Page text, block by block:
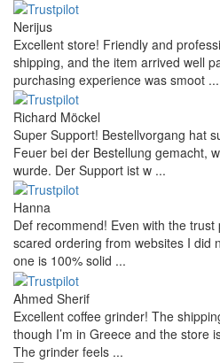
Nerijus
Excellent store! Friendly and
shipping, and the item arrived well
purchasing experience was smoot ...
Richard Möckel
Super Support! Bestellvorgang hat
Feuer bei der Bestellung gemacht,
wurde. Der Support ist w ...
Hanna
Def recommend! Even with the
scared ordering from websites I did
one is 100% solid ...
Ahmed Sherif
Excellent coffee grinder! The
though I’m in Greece and the store
The grinder feels ...